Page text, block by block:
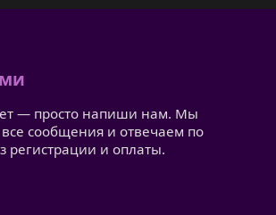
— просто напиши нам. Мы
сообщения и отвечаем по
регистрации и оплаты.